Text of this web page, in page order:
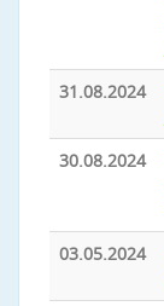
31.08.2024
30.08.2024
03.05.2024